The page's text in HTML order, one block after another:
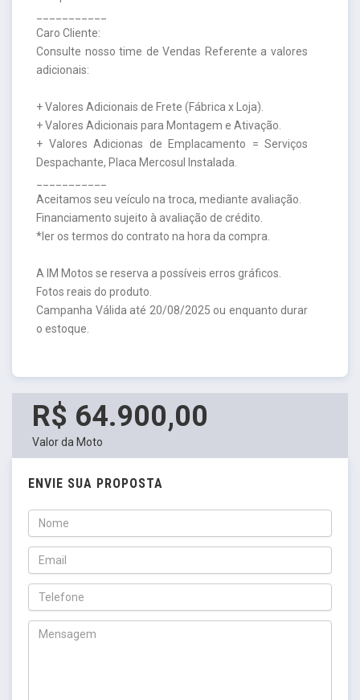
Caro Cliente:
Consulte nosso time de Vendas Referente a valores
adicionais:
+ Valores Adicionais de Frete (Fábrica x Loja).
+ Valores Adicionais para Montagem e Ativação.
+ Valores Adicionas de Emplacamento = Serviços
Despachante, Placa Mercosul Instalada.
Aceitamos seu veículo na troca, mediante avaliação.
Financiamento sujeito à avaliação de crédito.
*ler os termos do contrato na hora da compra.
A IM Motos se reserva a possíveis erros gráficos.
Fotos reais do produto.
Campanha Válida até 20/08/2025 ou enquanto durar
o estoque.
R$ 64.900,00
Valor da Moto
ENVIE SUA PROPOSTA